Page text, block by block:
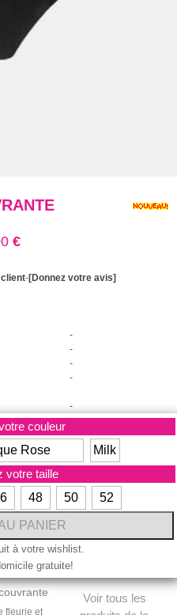
€
-[Donnez votre avis]
-
-
-
-
-
couleur
Rose
Milk
votre taille
48 50 52
à votre wishlist.
gratuite!
Voir tous les
fleurie et